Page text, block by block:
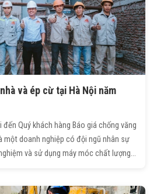
và ép cừ tại Hà Nội năm
Quý khách hàng Báo giá chống văng
một doanh nghiệp có đội ngũ nhân sự
và sử dụng máy móc chất lượng